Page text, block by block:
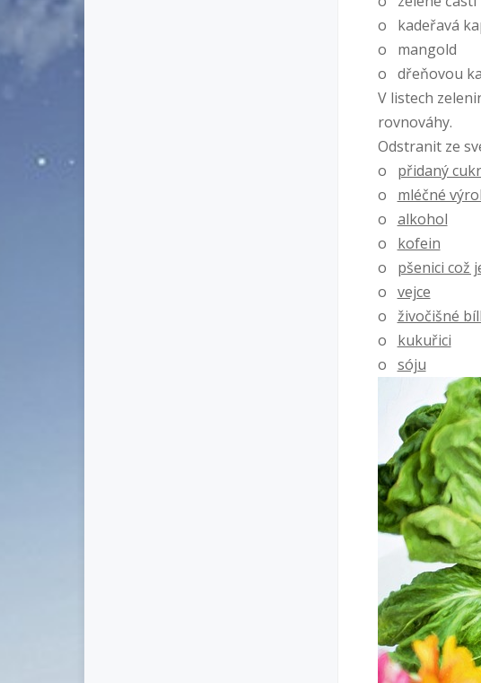
o kadeřavá
o mangold
o dřeňovou
V listech
rovnováhy.
Odstranit ze
o přidaný cukr
o mléčné
o alkohol
o kofein
o pšenici což
o vejce
o živočišné
o kukuřici
o sóju